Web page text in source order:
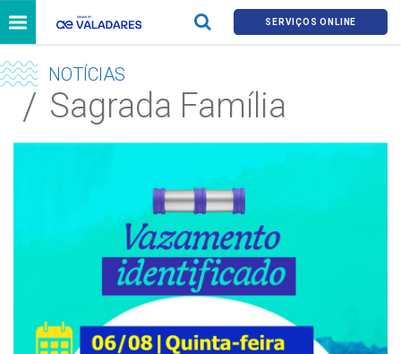
SERVIÇOS ONLINE
NOTÍCIAS
Sagrada Família